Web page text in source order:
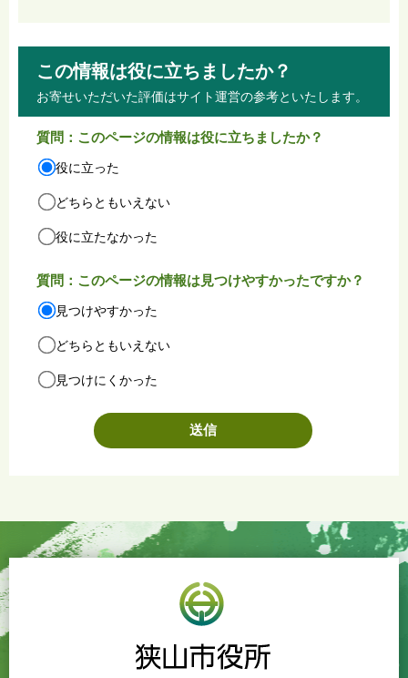
この情報は役に立ちましたか？
お寄せいただいた評価はサイト運営の参考といたします。
質問：このページの情報は役に立ちましたか？
役に立った
どちらともいえない
役に立たなかった
質問：このページの情報は見つけやすかったですか？
見つけやすかった
どちらともいえない
見つけにくかった